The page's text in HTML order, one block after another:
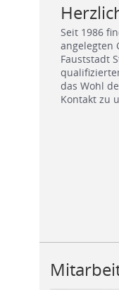
Seit 1986
angelegten
Fauststadt
das Wohl
Kontakt zu